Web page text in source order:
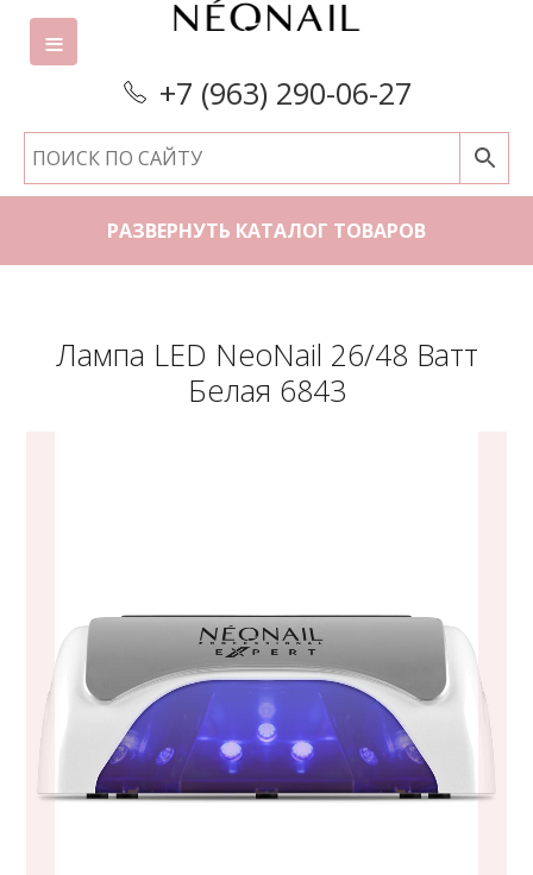
+7 (963) 290-06-27
РАЗВЕРНУТЬ КАТАЛОГ ТОВАРОВ
Лампа LED NeoNail 26/48 Ватт
Белая 6843